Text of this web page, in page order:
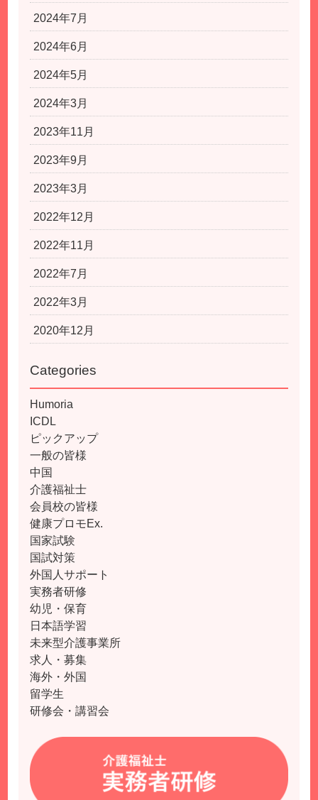
2024年7月
2024年6月
2024年5月
2024年3月
2023年11月
2023年9月
2023年3月
2022年12月
2022年11月
2022年7月
2022年3月
2020年12月
Categories
Humoria
ICDL
ピックアップ
一般の皆様
中国
介護福祉士
会員校の皆様
健康プロモEx.
国家試験
国試対策
外国人サポート
実務者研修
幼児・保育
日本語学習
未来型介護事業所
求人・募集
海外・外国
留学生
研修会・講習会